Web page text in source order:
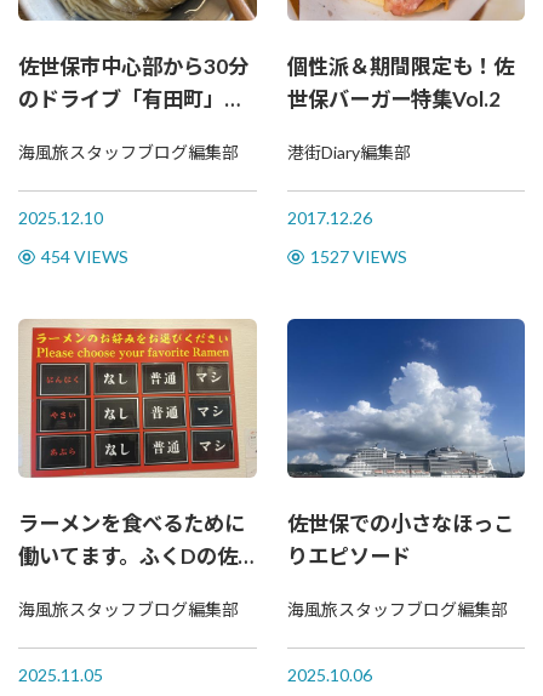
佐世保市中心部から30分
のドライブ「有田町」の
ん 【元祖佐賀つけ麺 孤
虎】
海風旅スタッフブログ編集部
2025.12.10
454 VIEWS
個性派＆期間限定も！佐
世保バーガー特集Vol.2
港街Diary編集部
2017.12.26
1527 VIEWS
ラーメンを食べるために
働いてます。ふくDの佐
海風旅スタッフブログ編集部
2025.11.05
佐世保での小さなほっこ
りエピソード
海風旅スタッフブログ編集部
2025.10.06